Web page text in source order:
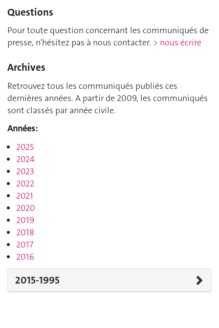
Questions
Pour toute question concernant les communiqués de
presse, n'hésitez pas à nous contacter. > nous écrire
Archives
Retrouvez tous les communiqués publiés ces
dernières années. A partir de 2009, les communiqués
sont classés par année civile.
Années:
2025
2024
2023
2022
2021
2020
2019
2018
2017
2016
2015-1995